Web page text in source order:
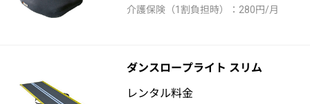
介護保険（1割負担時）：280円/月
ダンスロープライト スリム
レンタル料金